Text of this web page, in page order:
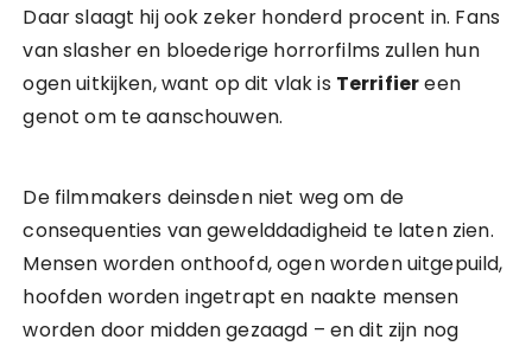
Daar slaagt hij ook zeker honderd procent in. Fans
van slasher en bloederige horrorfilms zullen hun
ogen uitkijken, want op dit vlak is Terrifiereen
genot om te aanschouwen.
De filmmakers deinsden niet weg om de
consequenties van gewelddadigheid te laten zien.
Mensen worden onthoofd, ogen worden uitgepuild,
hoofden worden ingetrapt en naakte mensen
worden door midden gezaagd – en dit zijn nog